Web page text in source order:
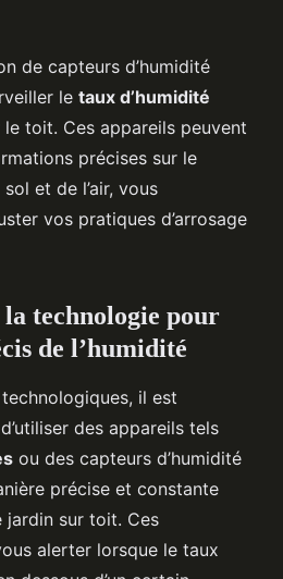
de capteurs d’humidité
le taux d’humidité
toit. Ces appareils peuvent
précises sur le
et de l’air, vous
vos pratiques d’arrosage
technologie pour
de l’humidité
il est
des appareils tels
ou des capteurs d’humidité
précise et constante
jardin sur toit. Ces
alerter lorsque le taux